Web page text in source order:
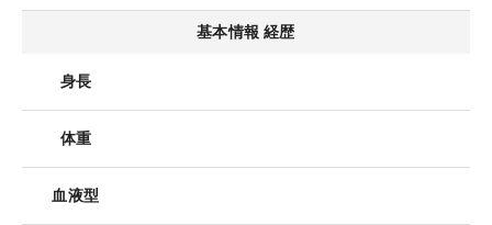
基本情報 経歴
身長
体重
血液型